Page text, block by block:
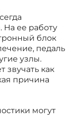
На ее работу
блок
педаль
узлы.
звучать как
причина
могут